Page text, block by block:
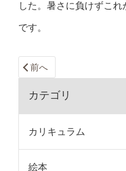
した。暑さに負けずこ
です。
前へ
カテゴリ
カリキュラム
絵本